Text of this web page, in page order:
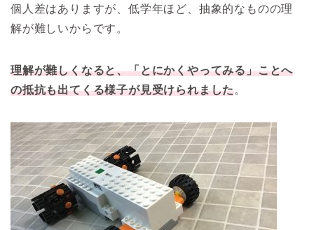
個人差はありますが、低学年ほど、抽象的なものの理
解が難しいからです。
理解が難しくなると、「とにかくやってみる」ことへ
の抵抗も出てくる様子が見受けられました。